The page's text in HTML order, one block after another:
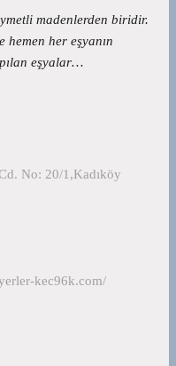
madenlerden biridir.
hemen her eşyanın
eşyalar…
No: 20/1,Kadıköy
kec96k.com/